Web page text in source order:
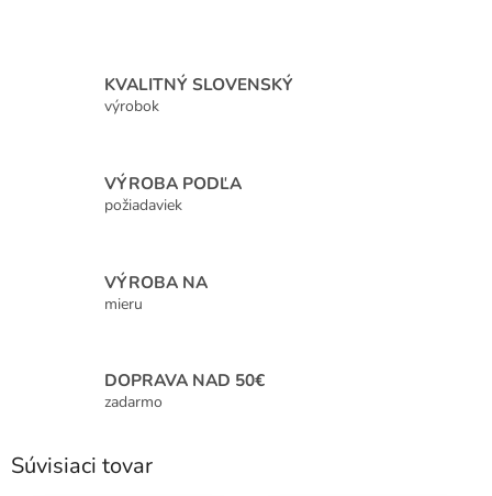
KVALITNÝ SLOVENSKÝ
výrobok
VÝROBA PODĽA
požiadaviek
VÝROBA NA
mieru
DOPRAVA NAD 50€
zadarmo
Súvisiaci tovar